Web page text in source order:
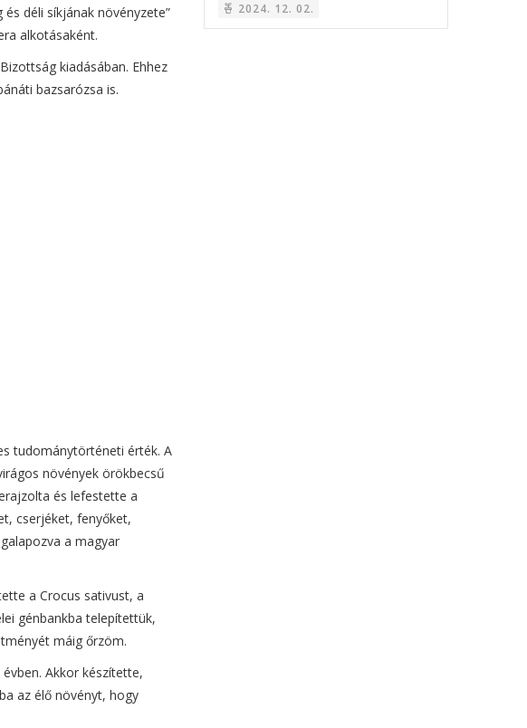
déli síkjának növényzete”
alkotásaként.
kiadásában. Ehhez
bazsarózsa is.
tudománytörténeti érték. A
növények örökbecsű
és lefestette a
cserjéket, fenyőket,
a magyar
a Crocus sativust, a
génbankba telepítettük,
máig őrzöm.
Akkor készítette,
az élő növényt, hogy
2024. 12. 02.